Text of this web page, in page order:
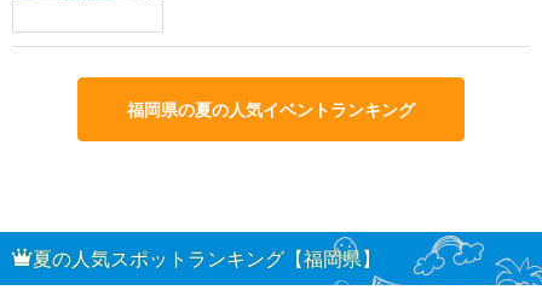
福岡県の夏の人気イベントランキング
夏の人気スポットランキング【福岡県】